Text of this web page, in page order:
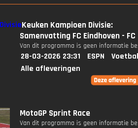
Keuken Kampioen Divisie:
Samenvatting FC Eindhoven - FC
Van dit programma is geen informatie
28-03-2026 23:31 ESPN
Alle afleveringen
MotoGP Sprint Race
Van dit programma is geen informatie